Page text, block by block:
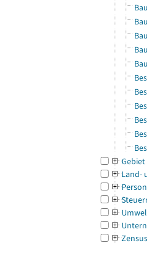
Gebiet
Land-
Zensus